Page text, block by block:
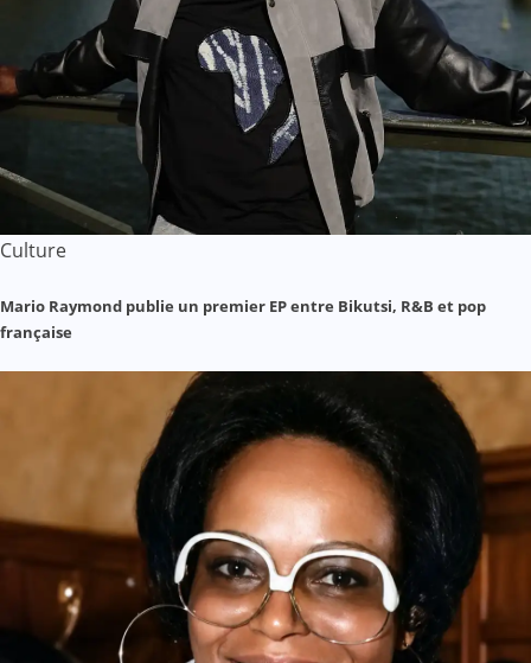
Culture
Mario Raymond publie un premier EP entre Bikutsi, R&B et pop
française